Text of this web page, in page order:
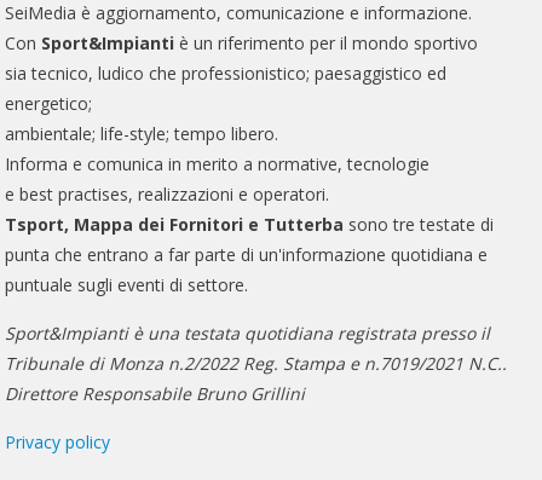
SeiMedia è aggiornamento, comunicazione e informazione.
Con Sport&Impianti è un riferimento per il mondo sportivo
sia tecnico, ludico che professionistico; paesaggistico ed
energetico;
ambientale; life-style; tempo libero.
Informa e comunica in merito a normative, tecnologie
e best practises, realizzazioni e operatori.
Tsport, Mappa dei Fornitori e Tutterba sono tre testate di
punta che entrano a far parte di un'informazione quotidiana e
puntuale sugli eventi di settore.
Sport&Impianti è una testata quotidiana registrata presso il
Tribunale di Monza n.2/2022 Reg. Stampa e n.7019/2021 N.C..
Direttore Responsabile Bruno Grillini
Privacy policy